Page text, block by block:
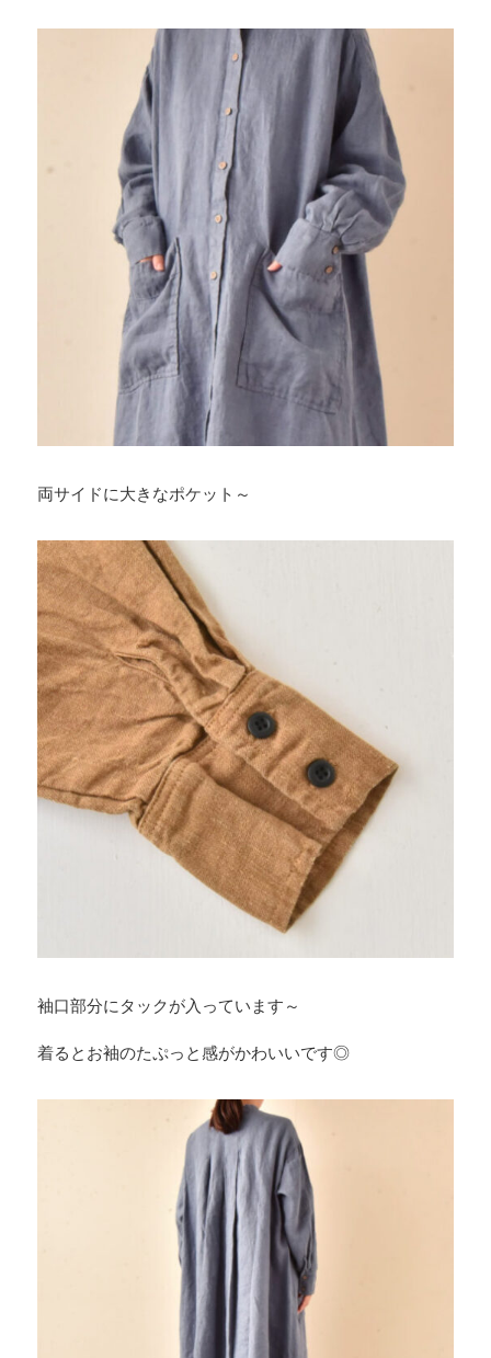
両サイドに大きなポケット～
袖口部分にタックが入っています～
着るとお袖のたぷっと感がかわいいです◎